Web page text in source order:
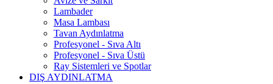
Lambader
Masa Lambası
Tavan Aydınlatma
Profesyonel - Sıva Altı
Profesyonel - Sıva Üstü
Ray Sistemleri ve Spotlar
DIŞ AYDINLATMA